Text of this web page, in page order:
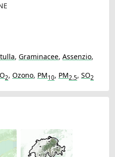
, Graminacee, Assenzio,
2, Ozono, PM10, PM2.5, SO2